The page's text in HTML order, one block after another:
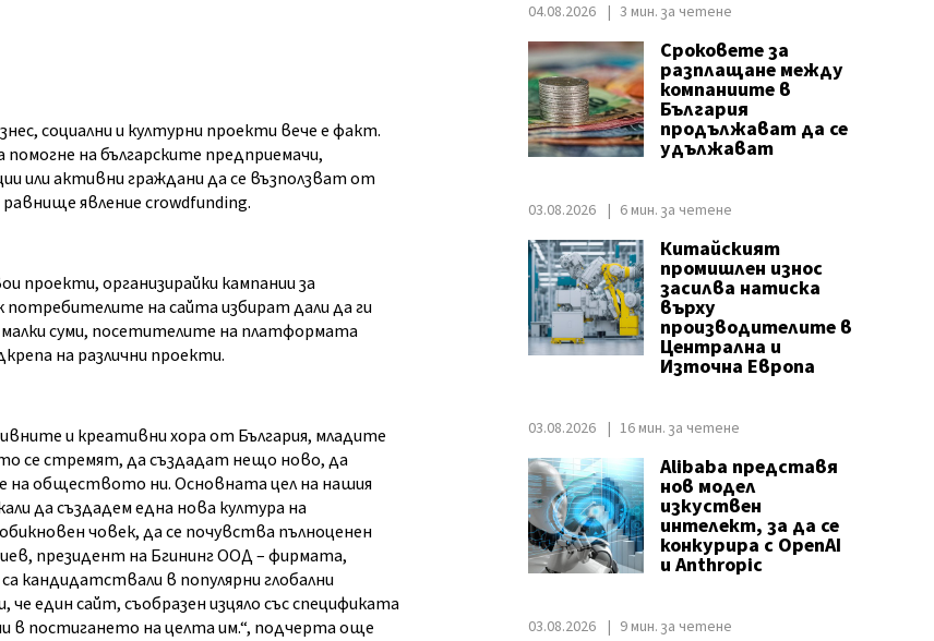
социални и културни проекти вече е факт.
на българските предприемачи,
или активни граждани да се възползват от
явлениеcrowdfunding.
проекти, организирайки кампании за
потребителите на сайта избират дали да ги
суми, посетителите на платформата
на различни проекти.
и креативни хора от България, младите
се стремят, да създадат нещо ново, да
на обществото ни. Основната цел на нашия
да създадем една нова култура на
човек, да се почувства пълноценен
президент на Бгининг ООД – фирмата,
кандидатствали в популярни глобални
един сайт, съобразен изцяло със спецификата
в постигането на целта им.“, подчерта още
04.08.2026 3 мин. за четене
Сроковете за
разплащане между
компаниите в
България
продължават да се
удължават
03.08.2026 6 мин. за четене
Китайският
промишлен износ
засилва натиска
върху
производителите в
Централна и
Източна Европа
03.08.2026 16 мин. за четене
Alibaba представя
нов модел
изкуствен
интелект, за да се
конкурира с OpenAI
и Anthropic
03.08.2026 9 мин. за четене